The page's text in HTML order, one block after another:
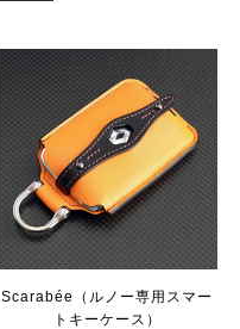
Scarabée（ルノー専用スマー
トキーケース）